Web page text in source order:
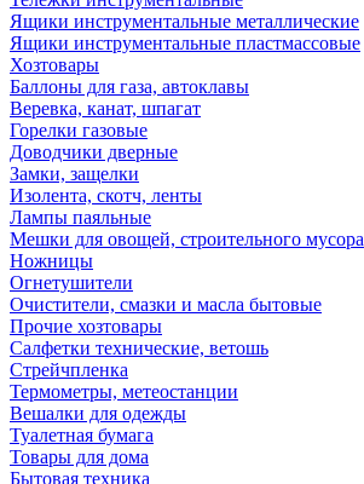
Ящики инструментальные металлические
Ящики инструментальные пластмассовые
Хозтовары
Баллоны для газа, автоклавы
Веревка, канат, шпагат
Горелки газовые
Доводчики дверные
Замки, защелки
Изолента, скотч, ленты
Лампы паяльные
Мешки для овощей, строительного мусора
Ножницы
Огнетушители
Очистители, смазки и масла бытовые
Прочие хозтовары
Салфетки технические, ветошь
Стрейчпленка
Термометры, метеостанции
Вешалки для одежды
Туалетная бумага
Товары для дома
Бытовая техника